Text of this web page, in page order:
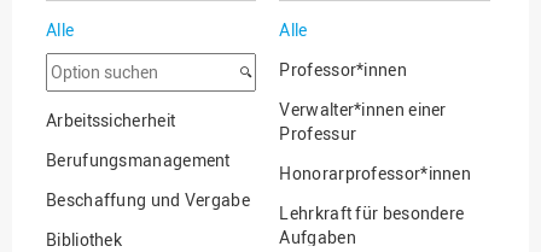
Alle
Option
suchen
Arbeitssicherheit
Berufungsmanagement
Beschaffung und Vergabe
Bibliothek
Alle
Professor*innen
Verwalter*innen einer
Professur
Honorarprofessor*innen
Lehrkraft für besondere
Aufgaben